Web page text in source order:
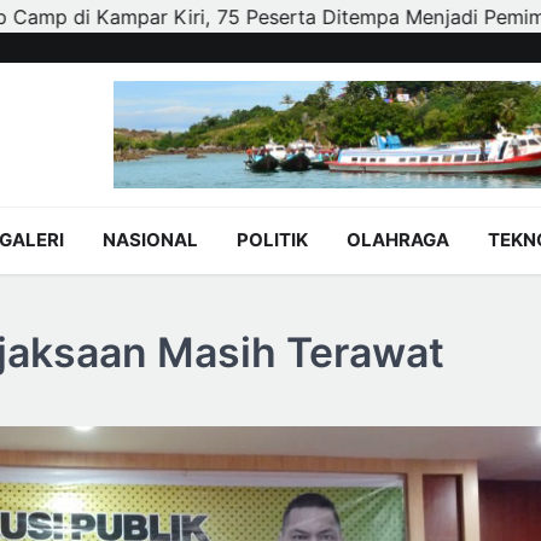
Menjadi Pemimpin Berkarakter dan Peduli
GALERI NASIONAL POLITIK OLAHRAGA
Masih Terawat